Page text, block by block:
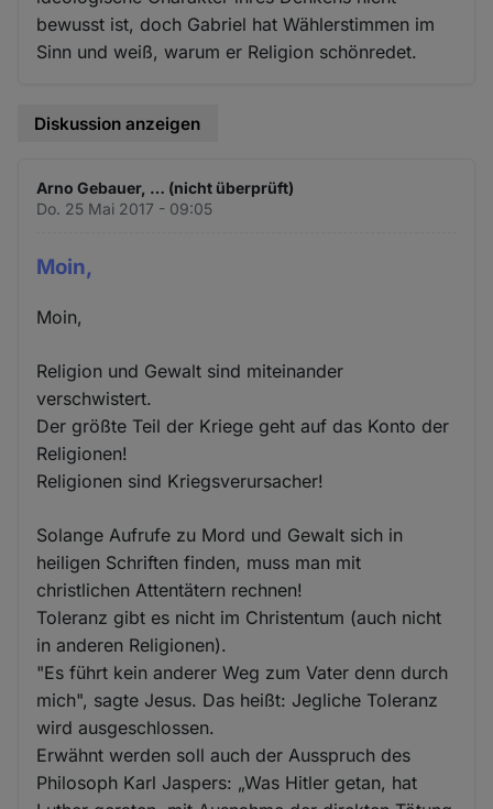
bewusst ist, doch Gabriel hat Wählerstimmen im
Sinn und weiß, warum er Religion schönredet.
Diskussion anzeigen
Arno Gebauer, … (nicht überprüft)
Do. 25 Mai 2017 - 09:05
Moin,
Moin,
Religion und Gewalt sind miteinander
verschwistert.
Der größte Teil der Kriege geht auf das Konto der
Religionen!
Religionen sind Kriegsverursacher!
Solange Aufrufe zu Mord und Gewalt sich in
heiligen Schriften finden, muss man mit
christlichen Attentätern rechnen!
Toleranz gibt es nicht im Christentum (auch nicht
in anderen Religionen).
"Es führt kein anderer Weg zum Vater denn durch
mich", sagte Jesus. Das heißt: Jegliche Toleranz
wird ausgeschlossen.
Erwähnt werden soll auch der Ausspruch des
Philosoph Karl Jaspers: „Was Hitler getan, hat